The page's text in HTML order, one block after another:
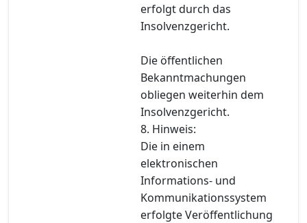
erfolgt durch das
Insolvenzgericht.
Die öffentlichen
Bekanntmachungen
obliegen weiterhin dem
Insolvenzgericht.
8. Hinweis:
Die in einem
elektronischen
Informations- und
Kommunikationssystem
erfolgte Veröffentlichung